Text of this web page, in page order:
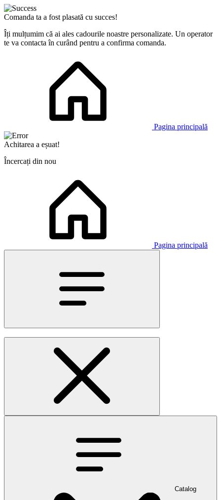
Comanda ta a fost plasată cu succes!
Îți mulțumim că ai ales cadourile noastre personalizate. Un operator
te va contacta în curând pentru a confirma comanda.
Pagina principală
Achitarea a eșuat!
Încercați din nou
Pagina principală
Catalog